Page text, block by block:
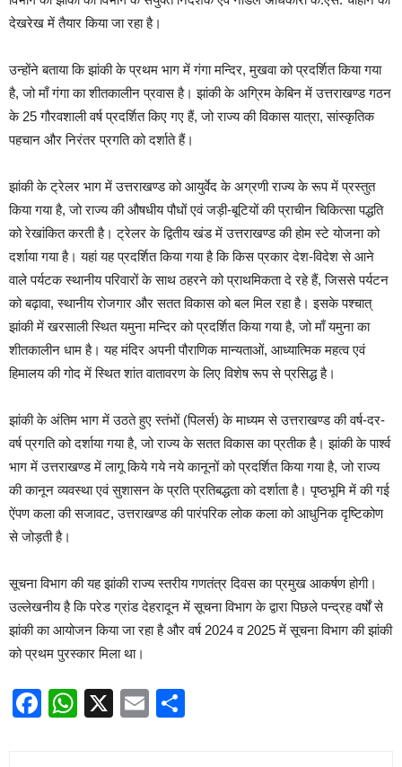
देखरेख में तैयार किया जा रहा है।
उन्होंने बताया कि झांकी के प्रथम भाग में गंगा मन्दिर, मुखवा को प्रदर्शित किया गया
है, जो माँ गंगा का शीतकालीन प्रवास है। झांकी के अग्रिम केबिन में उत्तराखण्ड गठन
के 25 गौरवशाली वर्ष प्रदर्शित किए गए हैं, जो राज्य की विकास यात्रा, सांस्कृतिक
पहचान और निरंतर प्रगति को दर्शाते हैं।
झांकी के ट्रेलर भाग में उत्तराखण्ड को आयुर्वेद के अग्रणी राज्य के रूप में प्रस्तुत
किया गया है, जो राज्य की औषधीय पौधों एवं जड़ी-बूटियों की प्राचीन चिकित्सा पद्धति
को रेखांकित करती है। ट्रेलर के द्वितीय खंड में उत्तराखण्ड की होम स्टे योजना को
दर्शाया गया है। यहां यह प्रदर्शित किया गया है कि किस प्रकार देश-विदेश से आने
वाले पर्यटक स्थानीय परिवारों के साथ ठहरने को प्राथमिकता दे रहे हैं, जिससे पर्यटन
को बढ़ावा, स्थानीय रोजगार और सतत विकास को बल मिल रहा है। इसके पश्चात्
झांकी में खरसाली स्थित यमुना मन्दिर को प्रदर्शित किया गया है, जो माँ यमुना का
शीतकालीन धाम है। यह मंदिर अपनी पौराणिक मान्यताओं, आध्यात्मिक महत्व एवं
हिमालय की गोद में स्थित शांत वातावरण के लिए विशेष रूप से प्रसिद्ध है।
झांकी के अंतिम भाग में उठते हुए स्तंभों (पिलर्स) के माध्यम से उत्तराखण्ड की वर्ष-दर-
वर्ष प्रगति को दर्शाया गया है, जो राज्य के सतत विकास का प्रतीक है। झांकी के पार्श्व
भाग में उत्तराखण्ड में लागू किये गये नये कानूनों को प्रदर्शित किया गया है, जो राज्य
की कानून व्यवस्था एवं सुशासन के प्रति प्रतिबद्धता को दर्शाता है। पृष्ठभूमि में की गई
ऐंपण कला की सजावट, उत्तराखण्ड की पारंपरिक लोक कला को आधुनिक दृष्टिकोण
से जोड़ती है।
सूचना विभाग की यह झांकी राज्य स्तरीय गणतंत्र दिवस का प्रमुख आकर्षण होगी।
उल्लेखनीय है कि परेड ग्रांड देहरादून में सूचना विभाग के द्वारा पिछले पन्द्रह वर्षों से
झांकी का आयोजन किया जा रहा है और वर्ष 2024 व 2025 में सूचना विभाग की झांकी
को प्रथम पुरस्कार मिला था।
Facebook
WhatsApp
X Email